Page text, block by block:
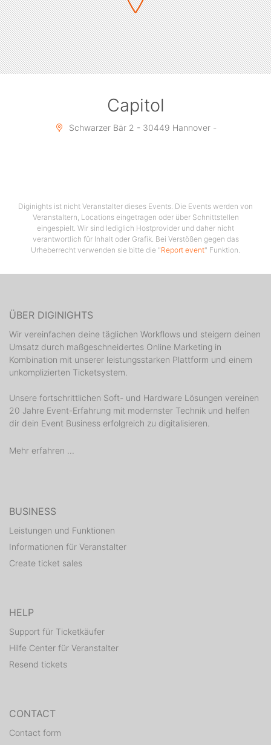
Performerin erarbeitet und ist mit ihrer Band einer der
aufregendsten Acts, die man 2025 noch erleben kann.
Sichert euch nun Tickets, wenn es wieder heißt „we’re
the Kids in America“ und erlebt Kim Wilde „Closer“ als
je zuvor.
Capitol
Schwarzer Bär 2 - 30449 Hannover -
Diginights ist nicht Veranstalter dieses Events. Die Events werden von
Veranstaltern, Locations eingetragen oder über Schnittstellen
eingespielt. Wir sind lediglich Hostprovider und daher nicht
verantwortlich für Inhalt oder Grafik. Bei Verstößen gegen das
Urheberrecht verwenden sie bitte die "Report event" Funktion.
ÜBER DIGINIGHTS
Wir vereinfachen deine täglichen Workflows und steigern deinen
Umsatz durch maßgeschneidertes Online Marketing in
Kombination mit unserer leistungsstarken Plattform und einem
unkomplizierten Ticketsystem.
Unsere fortschrittlichen Soft- und Hardware Lösungen vereinen
20 Jahre Event-Erfahrung mit modernster Technik und helfen
dir dein Event Business erfolgreich zu digitalisieren.
Mehr erfahren ...
BUSINESS
Leistungen und Funktionen
Informationen für Veranstalter
Create ticket sales
HELP
Support für Ticketkäufer
Hilfe Center für Veranstalter
Resend tickets
CONTACT
Contact form